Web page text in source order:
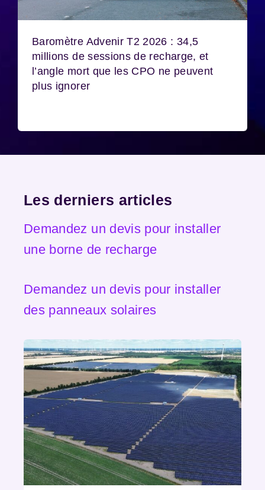
Baromètre Advenir T2 2026 : 34,5
millions de sessions de recharge, et
l’angle mort que les CPO ne peuvent
plus ignorer
Les derniers articles
Demandez un devis pour installer
une borne de recharge
Demandez un devis pour installer
des panneaux solaires